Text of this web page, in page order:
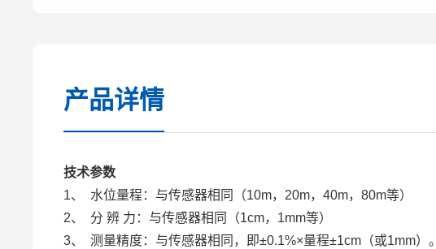
产品详情
技术参数
1、 水位量程：与传感器相同（10m，20m，40m，80m等）
2、 分 辨 力：与传感器相同（1cm，1mm等）
3、 测量精度：与传感器相同，即±0.1%×量程±1cm（或1mm）。